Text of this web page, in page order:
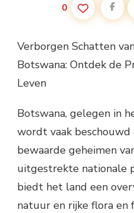
0
Verborgen Schatten
Botswana: Ontdek de
Leven
Botswana, gelegen in
wordt vaak beschouwd
bewaarde geheimen
uitgestrekte nationale
biedt het land een
natuur en rijke flora en